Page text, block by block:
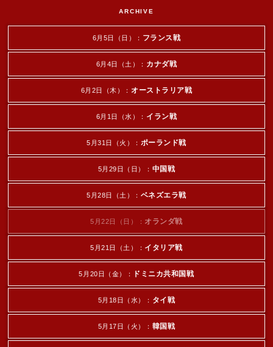
ARCHIVE
6月5日（日）： フランス戦
6月4日（土）： カナダ戦
6月2日（木）： オーストラリア戦
6月1日（水）： イラン戦
5月31日（火）： ポーランド戦
5月29日（日）： 中国戦
5月28日（土）： ベネズエラ戦
5月22日（日）： オランダ戦
5月21日（土）： イタリア戦
5月20日（金）： ドミニカ共和国戦
5月18日（水）： タイ戦
5月17日（火）： 韓国戦